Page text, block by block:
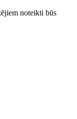
noteikti būs